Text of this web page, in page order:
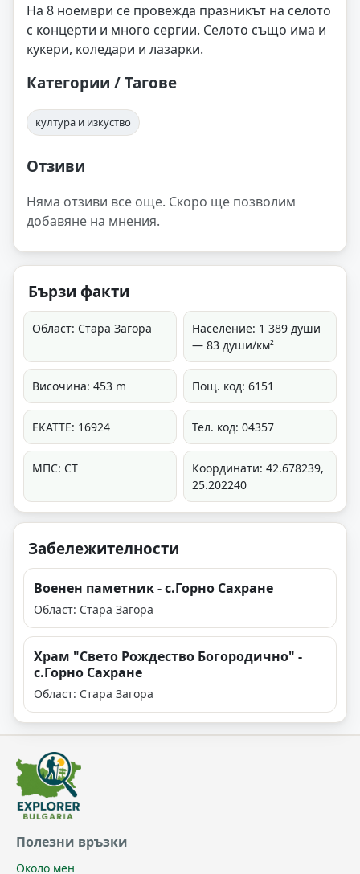
На 8 ноември се провежда празникът на селото
с концерти и много сергии. Селото също има и
кукери, коледари и лазарки.
Категории / Тагове
култура и изкуство
Отзиви
Няма отзиви все още. Скоро ще позволим
добавяне на мнения.
Бързи факти
Област: Стара Загора
Население: 1 389 души
— 83 души/км²
Височина: 453 m Пощ. код: 6151
ЕКАТТЕ: 16924 Тел. код: 04357
МПС: СТ
Координати: 42.678239,
25.202240
Забележителности
Военен паметник - с.Горно Сахране
Област: Стара Загора
Храм "Свето Рождество Богородично" -
с.Горно Сахране
Област: Стара Загора
Полезни връзки
Около мен